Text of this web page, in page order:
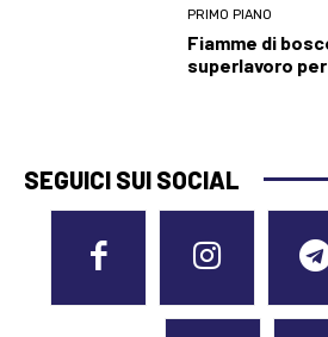
PRIMO PIANO
Fiamme di
superlavoro per
SEGUICI SUI SOCIAL